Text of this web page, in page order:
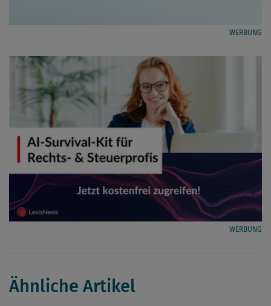
WERBUNG
WERBUNG
Ähnliche Artikel